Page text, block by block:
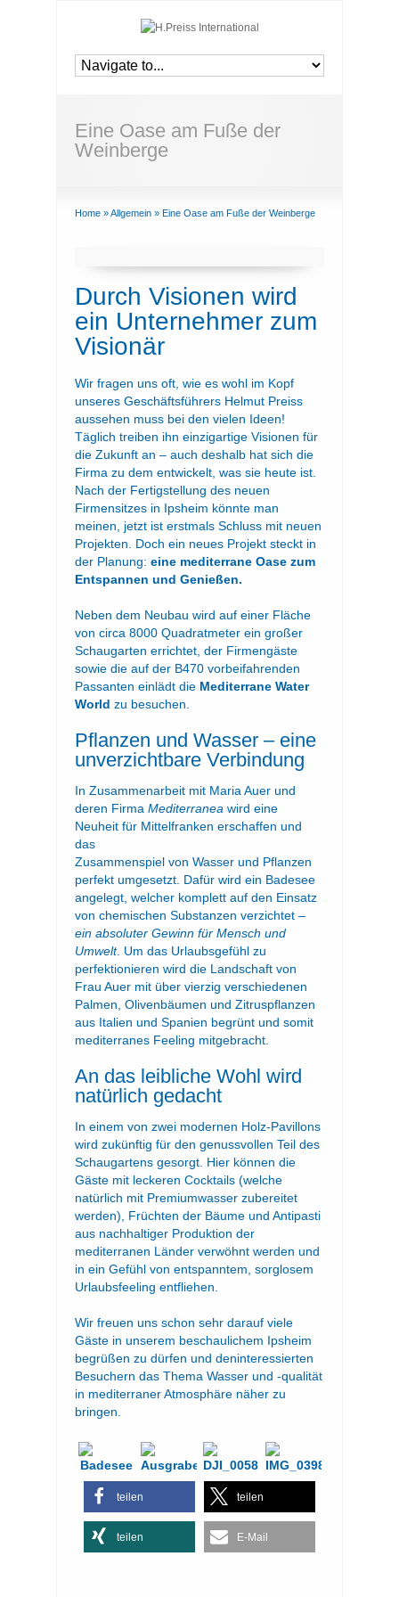
Eine Oase am Fuße der
Weinberge
Home »Allgemein » Eine Oase am Fuße der Weinberge
Durch Visionen wird
ein Unternehmer zum
Visionär
Wir fragen uns oft, wie es wohl im Kopf
unseres Geschäftsführers Helmut Preiss
aussehen muss bei den vielen Ideen!
Täglich treiben ihn einzigartige Visionen für
die Zukunft an – auch deshalb hat sich die
Firma zu dem entwickelt, was sie heute ist.
Nach der Fertigstellung des neuen
Firmensitzes in Ipsheim könnte man
meinen, jetzt ist erstmals Schluss mit neuen
Projekten. Doch ein neues Projekt steckt in
der Planung: eine mediterrane Oase zum
Entspannen und Genießen.
Neben dem Neubau wird auf einer Fläche
von circa 8000 Quadratmeter ein großer
Schaugarten errichtet, der Firmengäste
sowie die auf der B470 vorbeifahrenden
Passanten einlädt die Mediterrane Water
World zu besuchen.
Pflanzen und Wasser – eine
unverzichtbare Verbindung
In Zusammenarbeit mit Maria Auer und
deren Firma Mediterranea wird eine
Neuheit für Mittelfranken erschaffen und
das
Zusammenspiel von Wasser und Pflanzen
perfekt umgesetzt. Dafür wird ein Badesee
angelegt, welcher komplett auf den Einsatz
von chemischen Substanzen verzichtet –
ein absoluter Gewinn für Mensch und
Umwelt. Um das Urlaubsgefühl zu
perfektionieren wird die Landschaft von
Frau Auer mit über vierzig verschiedenen
Palmen, Olivenbäumen und Zitruspflanzen
aus Italien und Spanien begrünt und somit
mediterranes Feeling mitgebracht.
An das leibliche Wohl wird
natürlich gedacht
In einem von zwei modernen Holz-Pavillons
wird zukünftig für den genussvollen Teil des
Schaugartens gesorgt. Hier können die
Gäste mit leckeren Cocktails (welche
natürlich mit Premiumwasser zubereitet
werden), Früchten der Bäume und Antipasti
aus nachhaltiger Produktion der
mediterranen Länder verwöhnt werden und
in ein Gefühl von entspanntem, sorglosem
Urlaubsfeeling entfliehen.
Wir freuen uns schon sehr darauf viele
Gäste in unserem beschaulichem Ipsheim
begrüßen zu dürfen und deninteressierten
Besuchern das Thema Wasser und -qualität
in mediterraner Atmosphäre näher zu
bringen.
teilen teilen
teilen E-Mail